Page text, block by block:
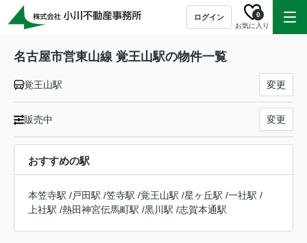
ログイン
お気に入り
0
名古屋市営東山線 覚王山駅の物件一覧
覚王山駅 変更
販売中 変更
おすすめの駅
本笠寺駅 /戸田駅 /笠寺駅 /覚王山駅 /星ヶ丘駅 /一社駅 /
上社駅 /熱田神宮伝馬町駅 /黒川駅 /志賀本通駅